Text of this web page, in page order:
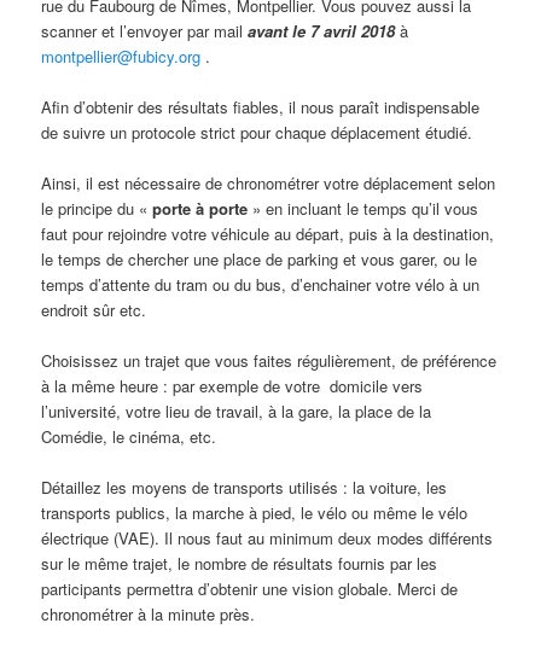
rue du Faubourg de Nîmes, Montpellier. Vous pouvez aussi la
scanner et l’envoyer par mailavant le 7 avril 2018à
montpellier@fubicy.org .
Afin d’obtenir des résultats fiables, il nous paraît indispensable
de suivre un protocole strict pour chaque déplacement étudié.
Ainsi, il est nécessaire de chronométrer votre déplacement selon
le principe du «porte à porte » en incluant le temps qu’il vous
faut pour rejoindre votre véhicule au départ, puis à la destination,
le temps de chercher une place de parking et vous garer, ou le
temps d’attente du tram ou du bus, d’enchainer votre vélo à un
endroit sûr etc.
Choisissez un trajet que vous faites régulièrement, de préférence
à la même heure : par exemple de votre domicile vers
l’université, votre lieu de travail, à la gare, la place de la
Comédie, le cinéma, etc.
Détaillez les moyens de transports utilisés : la voiture, les
transports publics, la marche à pied, le vélo ou même le vélo
électrique (VAE). Il nous faut au minimum deux modes différents
sur le même trajet, le nombre de résultats fournis par les
participants permettra d’obtenir une vision globale. Merci de
chronométrer à la minute près.